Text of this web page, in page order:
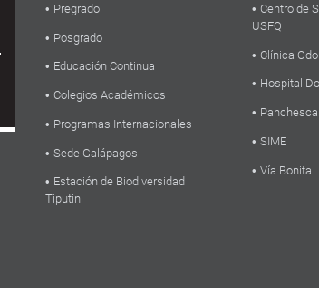
Pregrado
Posgrado
Educación Continua
Colegios Académicos
Programas Internacionales
Sede Galápagos
Estación de Biodiversidad
Tiputini
Centro de
USFQ
Clínica
Hospital
Panchesca
SIME
Vía Bonita